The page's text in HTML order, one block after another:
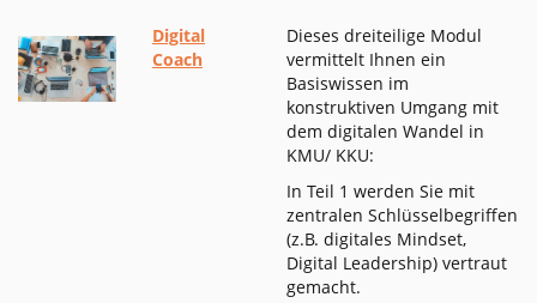
Digital
Coach
Dieses dreiteilige Modul
vermittelt Ihnen ein
Basiswissen im
konstruktiven Umgang mit
dem digitalen Wandel in
KMU/ KKU:
In Teil 1 werden Sie mit
zentralen Schlüsselbegriffen
(z.B. digitales Mindset,
Digital Leadership) vertraut
gemacht.